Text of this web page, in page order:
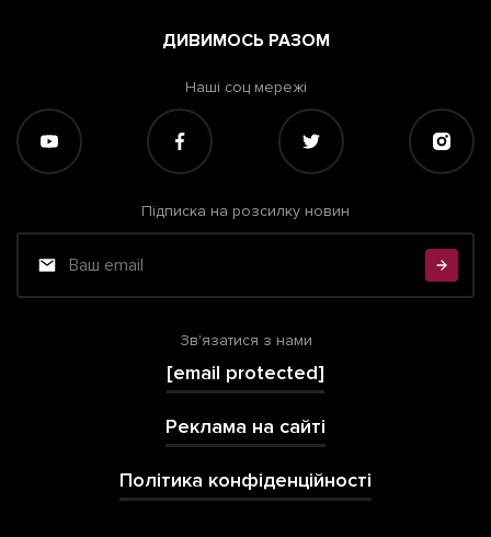
ДИВИМОСЬ РАЗОМ
Наші соц мережі
Підписка на розсилку новин
Зв'язатися з нами
[email protected]
Реклама на сайті
Політика конфіденційності